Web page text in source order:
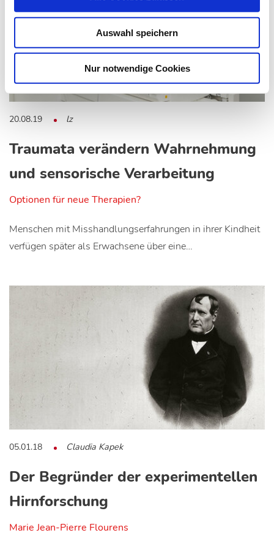
Auswahl speichern
Nur notwendige Cookies
20.08.19 lz
Traumata verändern Wahrnehmung
und sensorische Verarbeitung
Optionen für neue Therapien?
Menschen mit Misshandlungserfahrungen in ihrer Kindheit
verfügen später als Erwachsene über eine…
05.01.18 Claudia Kapek
Der Begründer der experimentellen
Hirnforschung
Marie Jean-Pierre Flourens